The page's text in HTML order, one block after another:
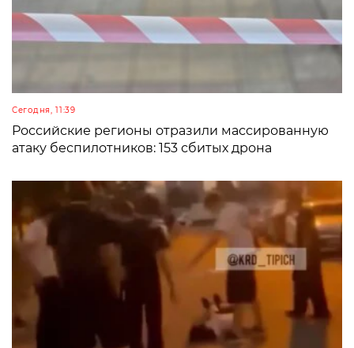
Сегодня, 11:39
Российские регионы отразили массированную
атаку беспилотников: 153 сбитых дрона